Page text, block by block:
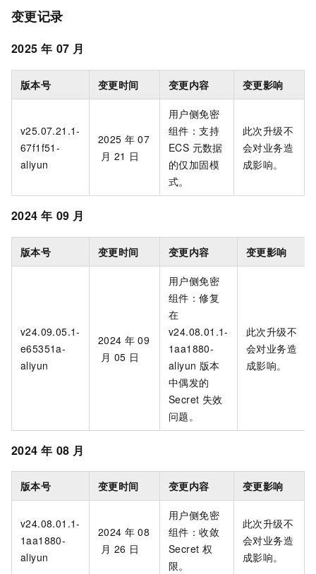
变更记录
2025 年 07 月
版本号 变更时间 变更内容 变更影响
v25.07.21.1-
67f1f51-
aliyun
2025 年 07
月 21 日
用户侧免密
组件：支持
ECS 元数据
的仅加固模
式。
此次升级不
会对业务造
成影响。
2024 年 09 月
版本号 变更时间 变更内容 变更影响
v24.09.05.1-
e65351a-
aliyun
2024 年 09
月 05 日
用户侧免密
组件：修复
在
v24.08.01.1-
1aa1880-
aliyun 版本
中偶发的
Secret 失效
问题。
此次升级不
会对业务造
成影响。
2024 年 08 月
版本号 变更时间 变更内容 变更影响
v24.08.01.1-
1aa1880-
aliyun
2024 年 08
月 26 日
用户侧免密
组件：收敛
Secret 权
限。
此次升级不
会对业务造
成影响。